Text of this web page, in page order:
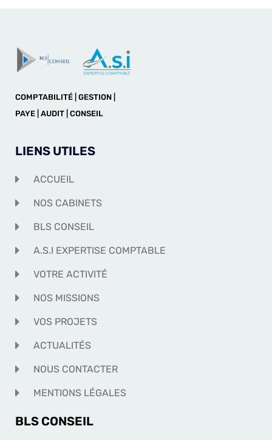
COMPTABILITÉ | GESTION |
PAYE | AUDIT | CONSEIL
LIENS UTILES
ACCUEIL
NOS CABINETS
BLS CONSEIL
A.S.I EXPERTISE COMPTABLE
VOTRE ACTIVITÉ
NOS MISSIONS
VOS PROJETS
ACTUALITÉS
NOUS CONTACTER
MENTIONS LÉGALES
BLS CONSEIL